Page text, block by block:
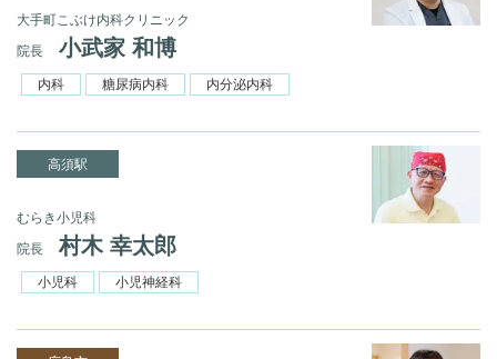
大手町こぶけ内科クリニック
院長
小武家 和博
内科 糖尿病内科 内分泌内科
高須駅
むらき小児科
院長
村木 幸太郎
小児科 小児神経科